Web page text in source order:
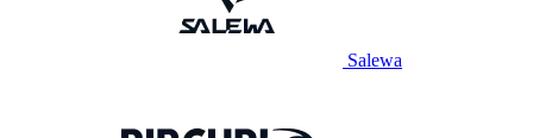
Salewa